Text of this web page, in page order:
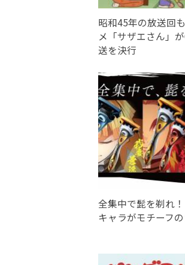
昭和45年の放送回
メ「サザエさん」
送を決行
全集中で髭を剃れ
キャラがモチーフ